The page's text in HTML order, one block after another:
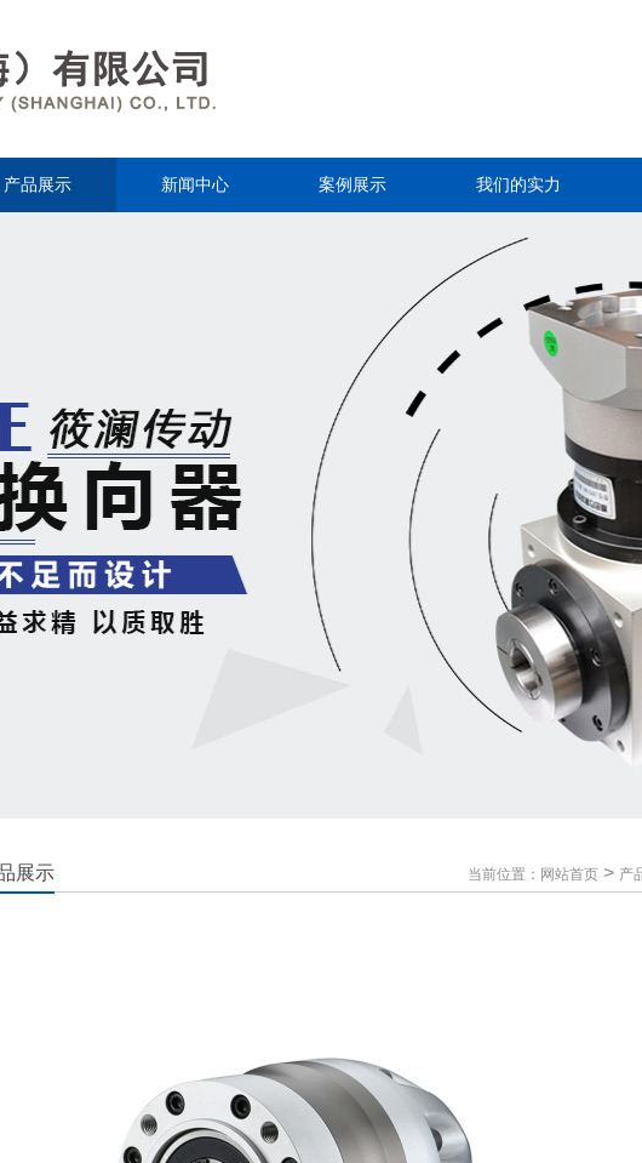
产品展示 新闻中心 案例展示 我们的实力
展示 当前位置： 网站首页 > 产